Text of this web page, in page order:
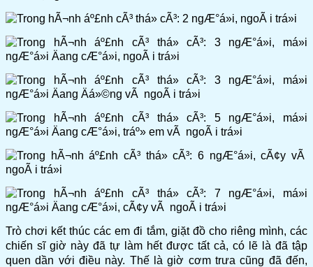
Trò chơi kết thúc các em đi tắm, giặt đồ cho riêng mình, các
chiến sĩ giờ này đã tự làm hết được tất cả, có lẽ là đã tập
quen dần với điều này. Thế là giờ cơm trưa cũng đã đến,